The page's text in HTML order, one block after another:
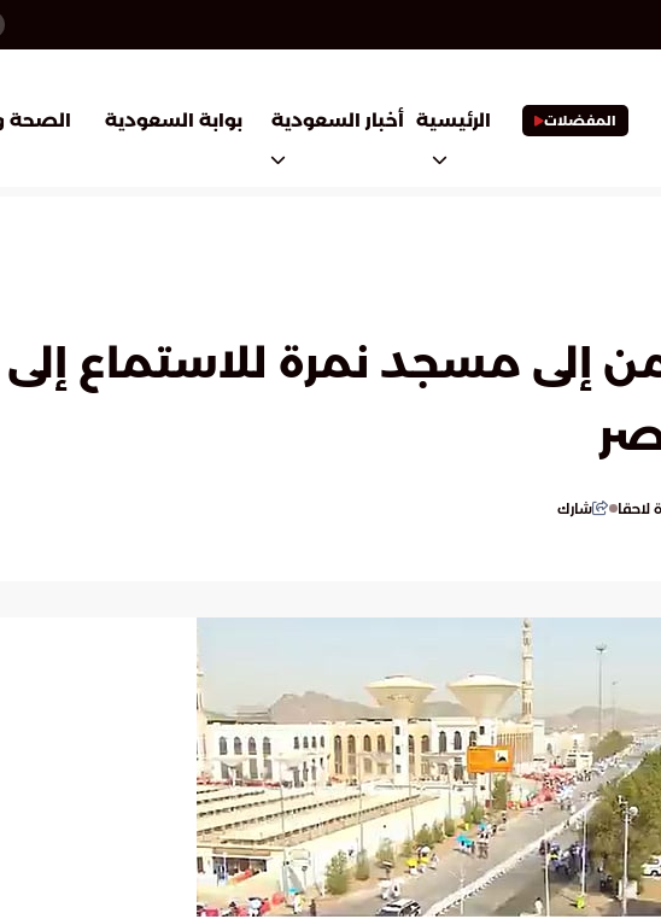
المفضلات الرئيسية أخبار السعودية بوابة السعودية الصحة
إلى مسجد نمرة للاستماع
شارك